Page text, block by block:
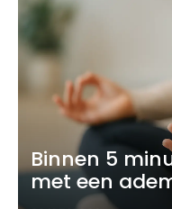
Binnen 5
met een